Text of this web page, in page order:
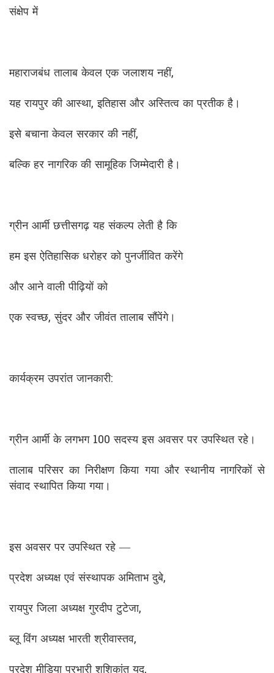
संक्षेप में
महाराजबंध तालाब केवल एक जलाशय नहीं,
यह रायपुर की आस्था, इतिहास और अस्तित्व का प्रतीक है।
इसे बचाना केवल सरकार की नहीं,
बल्कि हर नागरिक की सामूहिक जिम्मेदारी है।
ग्रीन आर्मी छत्तीसगढ़ यह संकल्प लेती है कि
हम इस ऐतिहासिक धरोहर को पुनर्जीवित करेंगे
और आने वाली पीढ़ियों को
एक स्वच्छ, सुंदर और जीवंत तालाब सौंपेंगे।
कार्यक्रम उपरांत जानकारी:
ग्रीन आर्मी के लगभग 100 सदस्य इस अवसर पर उपस्थित रहे।
तालाब परिसर का निरीक्षण किया गया और स्थानीय नागरिकों से
संवाद स्थापित किया गया।
इस अवसर पर उपस्थित रहे —
प्रदेश अध्यक्ष एवं संस्थापक अमिताभ दुबे,
रायपुर जिला अध्यक्ष गुरदीप टुटेजा,
ब्लू विंग अध्यक्ष भारती श्रीवास्तव,